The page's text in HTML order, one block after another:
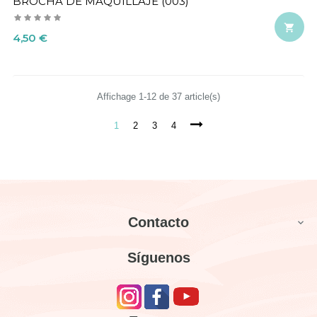
Precio
4,50 €

Affichage 1-12 de 37 article(s)
1 2 3 4
Contacto 
Síguenos